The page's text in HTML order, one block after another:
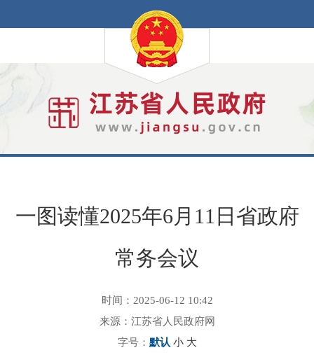
一图读懂2025年6月11日省政府
常务会议
时间：2025-06-12 10:42
来源：江苏省人民政府网
字号： 默认 小 大